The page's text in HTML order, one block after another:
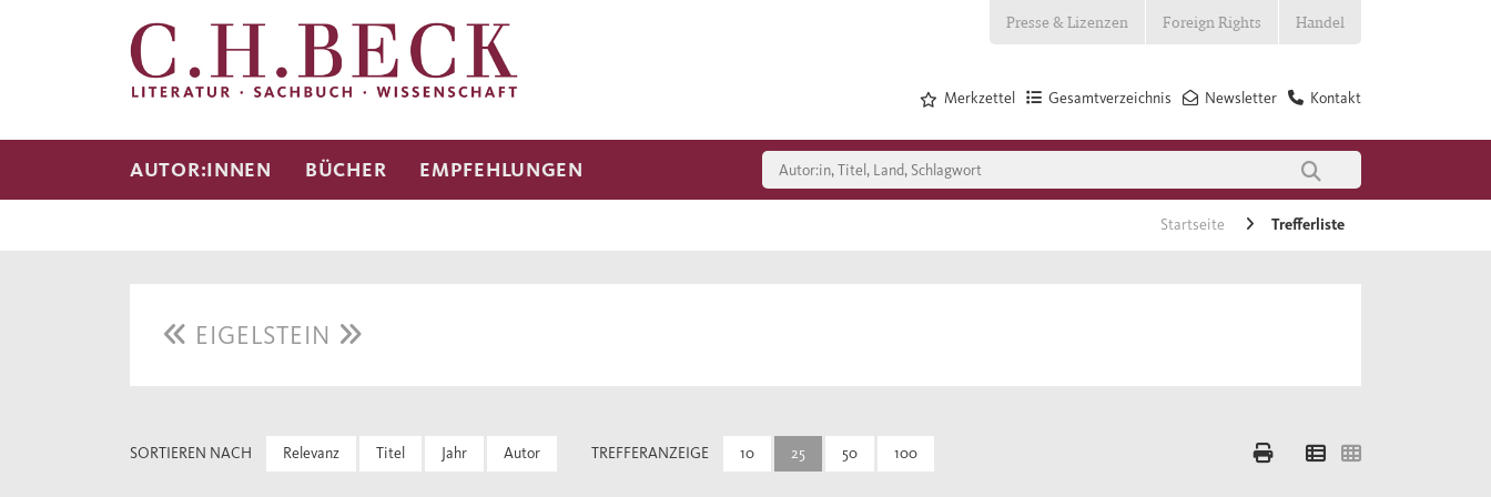
Presse & Lizenzen Foreign Rights Handel
Kontakt
Newsletter
Gesamtverzeichnis
Merkzettel
AUTOR:INNEN BÜCHER EMPFEHLUNGEN
Startseite Trefferliste
EIGELSTEIN
SORTIEREN NACH Relevanz Titel Jahr Autor TREFFERANZEIGE 10 25 50 100